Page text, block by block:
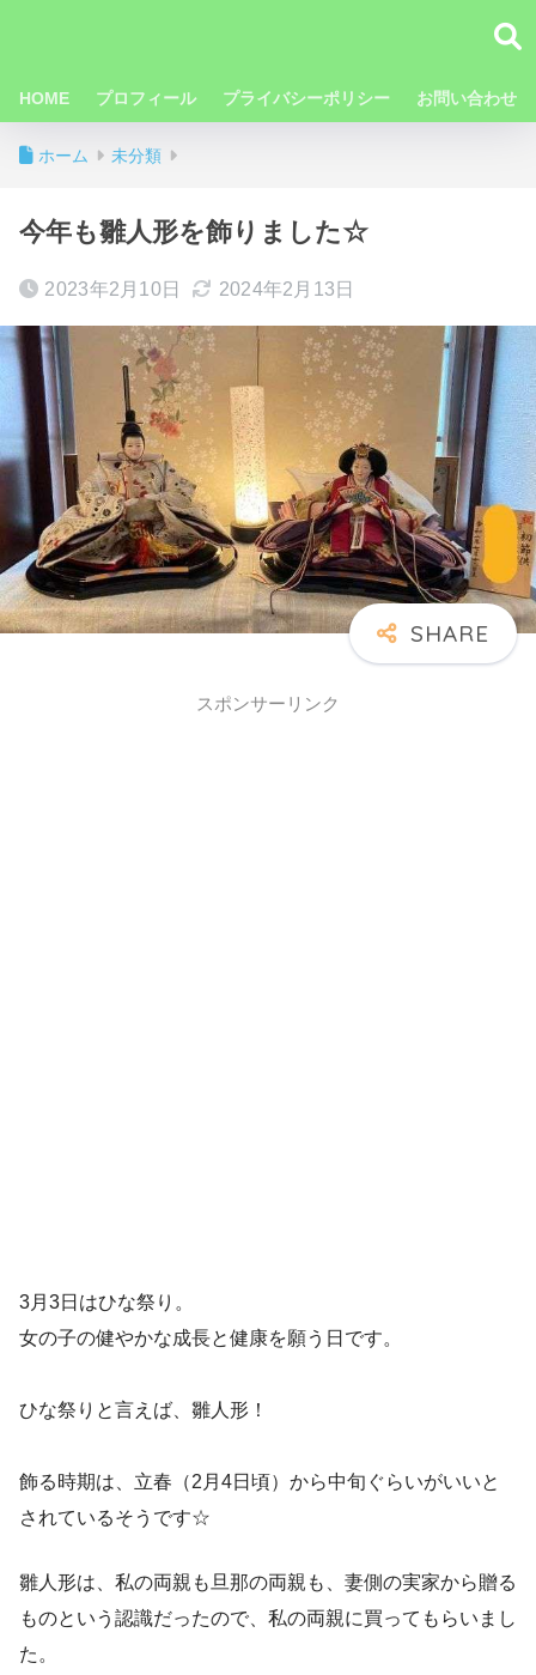
HOME プロフィール プライバシーポリシー お問い合わせ
ホーム 未分類
今年も雛人形を飾りました☆
2023年2月10日 2024年2月13日
スポンサーリンク
3月3日はひな祭り。
女の子の健やかな成長と健康を願う日です。
ひな祭りと言えば、雛人形！
飾る時期は、立春（2月4日頃）から中旬ぐらいがいいと
されているそうです☆
雛人形は、私の両親も旦那の両親も、妻側の実家から贈る
ものという認識だったので、私の両親に買ってもらいまし
た。